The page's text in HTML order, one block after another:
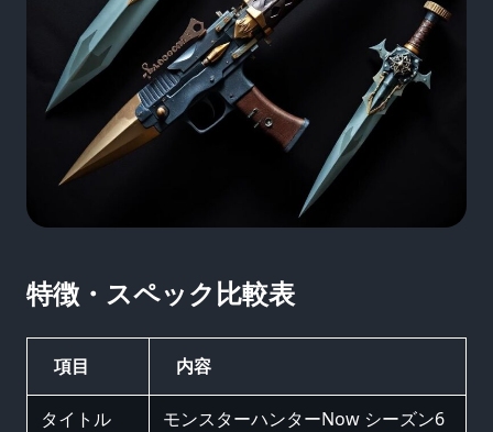
特徴・スペック比較表
項目 内容
タイトル
モンスターハンターNow シーズン6